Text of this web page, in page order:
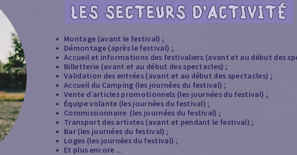
Montage (avant le festival) ;
Démontage (après le festival) ;
Accueil et informations des festivaliers (avant et au début des
Billetterie (avant et au début des spectacles) ;
Validation des entrées (avant et au début des spectacles) ;
Accueil du Camping (les journées du festival) ;
Vente d’articles promotionnels (les journées du festival) ;
Équipe volante (les journées du festival) ;
Commissionnaire (les journées du festival) ;
Transport des artistes (avant et pendant le festival) ;
Bar (les journées du festival) ;
Loges (les journées du festival) ;
Et plus encore ...
LES SECTEURS D'ACTIVITÉ